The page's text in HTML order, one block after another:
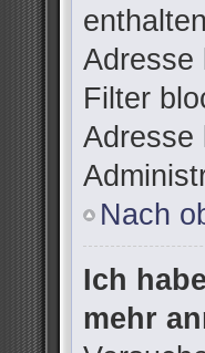
Adresse
Filter
Adresse
Nach
Ich
mehr